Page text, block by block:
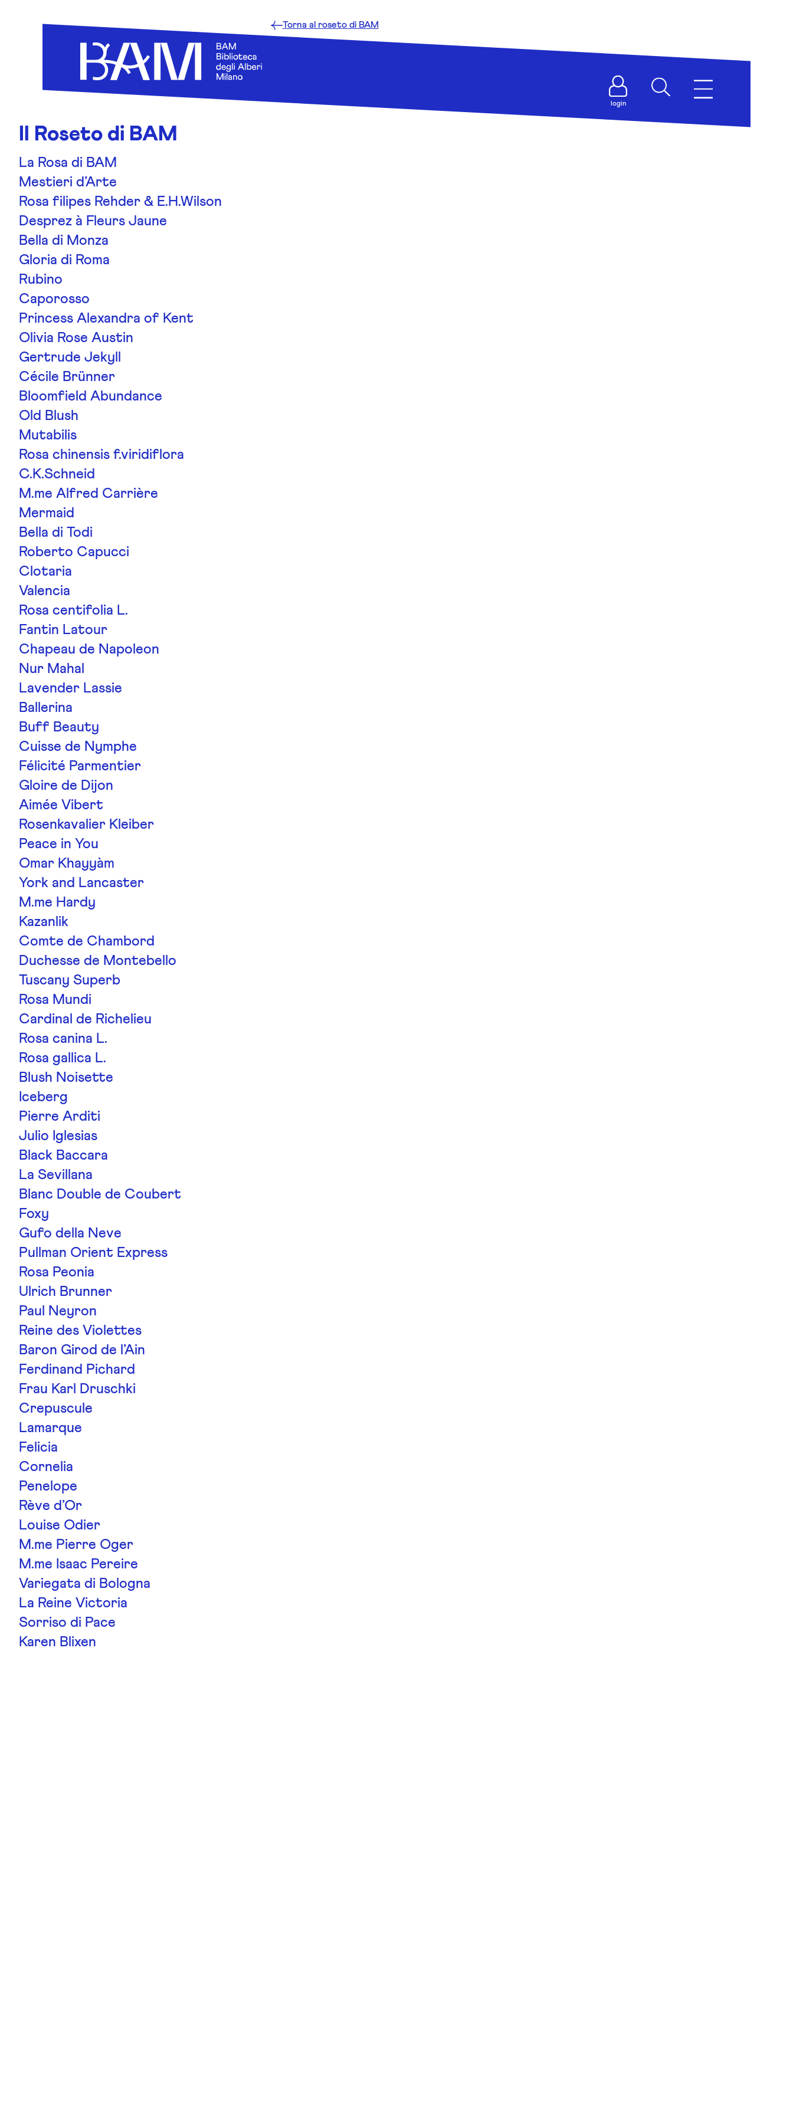
login
Il Roseto di BAM
La Rosa di BAM
Mestieri d’Arte
Rosa filipes Rehder & E.H.Wilson
Desprez à Fleurs Jaune
Bella di Monza
Gloria di Roma
Rubino
Caporosso
Princess Alexandra of Kent
Olivia Rose Austin
Gertrude Jekyll
Cécile Brünner
Bloomfield Abundance
Old Blush
Mutabilis
Rosa chinensis f.viridiflora
C.K.Schneid
M.me Alfred Carrière
Mermaid
Bella di Todi
Roberto Capucci
Clotaria
Valencia
Rosa centifolia L.
Fantin Latour
Chapeau de Napoleon
Nur Mahal
Lavender Lassie
Ballerina
Buff Beauty
Cuisse de Nymphe
Félicité Parmentier
Gloire de Dijon
Aimée Vibert
Rosenkavalier Kleiber
Peace in You
Omar Khayyàm
York and Lancaster
M.me Hardy
Kazanlik
Comte de Chambord
Duchesse de Montebello
Tuscany Superb
Rosa Mundi
Cardinal de Richelieu
Rosa canina L.
Rosa gallica L.
Blush Noisette
Iceberg
Pierre Arditi
Julio Iglesias
Black Baccara
La Sevillana
Blanc Double de Coubert
Foxy
Gufo della Neve
Pullman Orient Express
Rosa Peonia
Ulrich Brunner
Paul Neyron
Reine des Violettes
Baron Girod de l’Ain
Ferdinand Pichard
Frau Karl Druschki
Crepuscule
Lamarque
Felicia
Cornelia
Penelope
Rève d’Or
Louise Odier
M.me Pierre Oger
M.me Isaac Pereire
Variegata di Bologna
La Reine Victoria
Sorriso di Pace
Karen Blixen
Torna al roseto di BAM